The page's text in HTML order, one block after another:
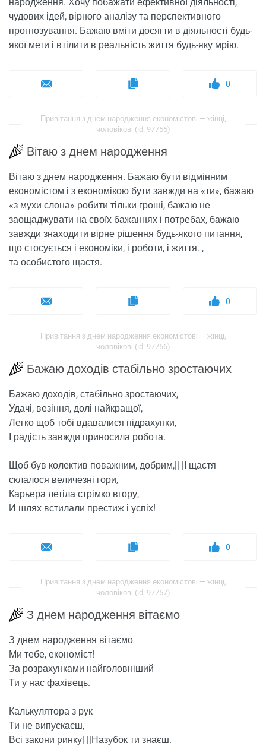
чудових ідей, вірного аналізу та перспективного
прогнозування. Бажаю вміти досягти в діяльності будь-
якої мети і втілити в реальність життя будь-яку мрію.
0
Привітання з днем ​​народження економістові — жінці,
чоловікові (id: 97755)
Вітаю з днем ​​народження
Вітаю з днем ​​народження. Бажаю бути відмінним
економістом і з економікою бути завжди на «ти», бажаю
«з мухи слона» робити тільки гроші, бажаю не
заощаджувати на своїх бажаннях і потребах, бажаю
завжди знаходити вірне рішення будь-якого питання,
що стосується і економіки, і роботи, і життя. ,
та особистого щастя.
0
Привітання з днем ​​народження економістові — жінці,
чоловікові (id: 97756)
Бажаю доходів стабільно зростаючих
Бажаю доходів, стабільно зростаючих,
Удачі, везіння, долі найкращої,
Легко щоб тобі вдавалися підрахунки,
І радість завжди приносила робота.
Щоб був колектив поважним, добрим,|| |І щастя
склалося величезні гори,
Карьера летіла стрімко вгору,
И шлях встилали престиж і успіх!
0
Привітання з днем ​​народження економістові — жінці,
чоловікові (id: 97757)
З днем ​​народження вітаємо
З днем ​​народження вітаємо
Ми тебе, економіст!
За розрахунками найголовніший
Ти у нас фахівець.
Калькулятора з рук
Ти не випускаєш,
Всі закони ринку| ||Назубок ти знаєш.